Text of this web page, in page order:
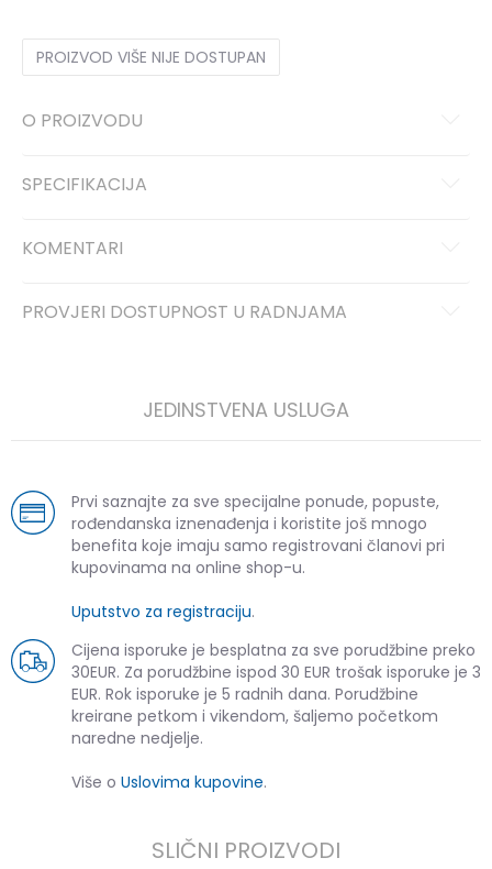
PROIZVOD VIŠE NIJE DOSTUPAN
O PROIZVODU
SPECIFIKACIJA
KOMENTARI
PROVJERI DOSTUPNOST U RADNJAMA
JEDINSTVENA USLUGA
Prvi saznajte za sve specijalne ponude, popuste,
rođendanska iznenađenja i koristite još mnogo
benefita koje imaju samo registrovani članovi pri
kupovinama na online shop-u.
Uputstvo za registraciju.
Cijena isporuke je besplatna za sve porudžbine preko
30EUR. Za porudžbine ispod 30 EUR trošak isporuke je 3
EUR. Rok isporuke je 5 radnih dana. Porudžbine
kreirane petkom i vikendom, šaljemo početkom
naredne nedjelje.
Više o Uslovima kupovine.
SLIČNI PROIZVODI